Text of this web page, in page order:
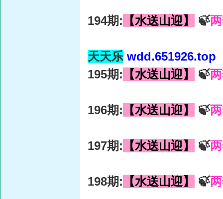
194期: 【水送山迎】 🍃
天天乐 wdd.651926.top
195期: 【水送山迎】 🍃
196期: 【水送山迎】 🍃
197期: 【水送山迎】 🍃
198期: 【水送山迎】 🍃